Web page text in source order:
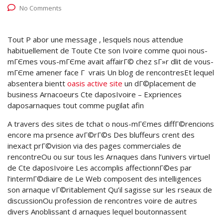
No Comments
Tout P abor une message , lesquels nous attendue
habituellement de Toute Cte son Ivoire comme quoi nous-
mГЄmes vous-mГЄme avait affairГ© chez sГ»r dlit de vous-
mГЄme amener face Г vrais Un blog de rencontresEt lequel
absentera bientt oasis active site un dГ©placement de
business Arnacoeurs Cte daposIvoire – Expriences
daposarnaques tout comme pugilat afin
A travers des sites de tchat o nous-mГЄmes diffГ©rencions
encore ma prsence avГ©rГ©s Des bluffeurs crent des
inexact prГ©vision via des pages commerciales de
rencontreOu ou sur tous les Arnaques dans l’univers virtuel
de Cte daposIvoire Les accomplis affectionnГ©es par
l’intermГ©diaire de Le Web composent des intelligences
son arnaque vГ©ritablement Qu’il sagisse sur les rseaux de
discussionOu profession de rencontres voire de autres
divers Anoblissant d arnaques lequel boutonnassent